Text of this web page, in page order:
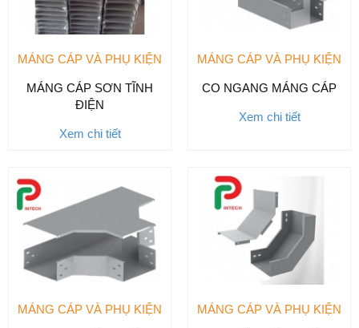
MÁNG CÁP VÀ PHỤ KIỆN
MÁNG CÁP SƠN TĨNH
ĐIỆN
Xem chi tiết
MÁNG CÁP VÀ PHỤ KIỆN
CO NGANG MÁNG CÁP
Xem chi tiết
MÁNG CÁP VÀ PHỤ KIỆN MÁNG CÁP VÀ PHỤ KIỆN